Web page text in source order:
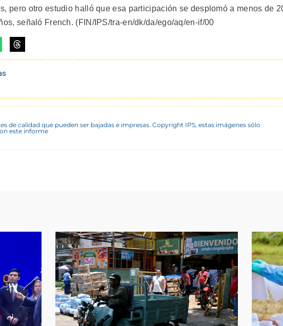
pero otro estudio halló que esa participación se desplomó a menos de
señaló French. (FIN/IPS/tra-en/dk/da/ego/aq/en-if/00
de calidad que pueden ser bajadas e impresas. Copyright IPS, estas imágenes sólo
este informe